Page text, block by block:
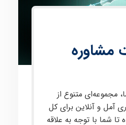
از صفر تا
مشاوره
مجموعه‌ای متنوع از
آمل و آنلاین برای کل
شما با توجه به علاقه